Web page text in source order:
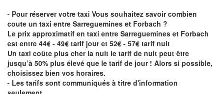
- Pour réserver votre taxi Vous souhaitez savoircombien
coute un taxi entre Sarreguemines et Forbach ?
Le prix approximatif en taxi entre Sarreguemines et Forbach
est entre 44€ - 49€ tarif jour et 52€ - 57€ tarif nuit
Un taxi coûte plus cher la nuit le tarif de nuit peut être
jusqu’à 50% plus élevé que le tarif de jour ! Alors si possible,
choisissez bien vos horaires.
- Les tarifs sont communiqués à titre d'information